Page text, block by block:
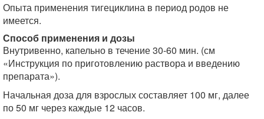
Опыта применения тигециклина в период родов не
имеется.
Способ применения и дозы
Внутривенно, капельно в течение 30-60 мин. (см
«Инструкция по приготовлению раствора и введению
препарата»).
Начальная доза для взрослых составляет 100 мг, далее
по 50 мг через каждые 12 часов.